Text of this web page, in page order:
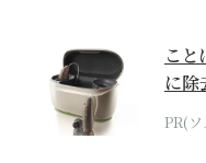
こ
に除
位
PR(